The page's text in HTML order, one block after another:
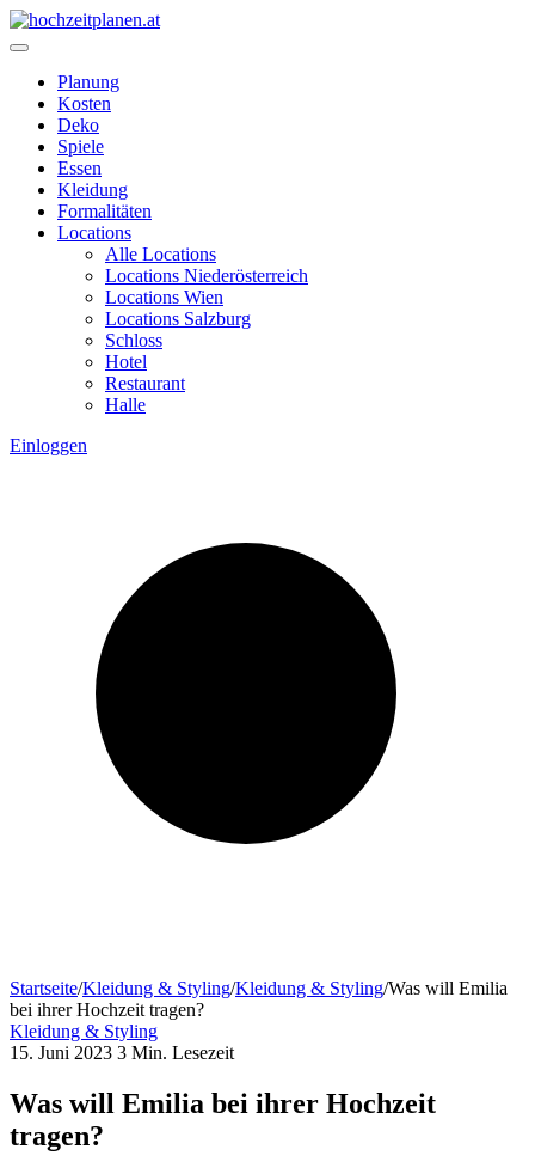
Planung
Kosten
Deko
Spiele
Essen
Kleidung
Formalitäten
Locations
Alle Locations
Locations Niederösterreich
Locations Wien
Locations Salzburg
Schloss
Hotel
Restaurant
Halle
Einloggen
Startseite/Kleidung & Styling/Kleidung & Styling/Was will Emilia
bei ihrer Hochzeit tragen?
Kleidung & Styling
15. Juni 2023 3 Min. Lesezeit
Was will Emilia bei ihrer Hochzeit
tragen?